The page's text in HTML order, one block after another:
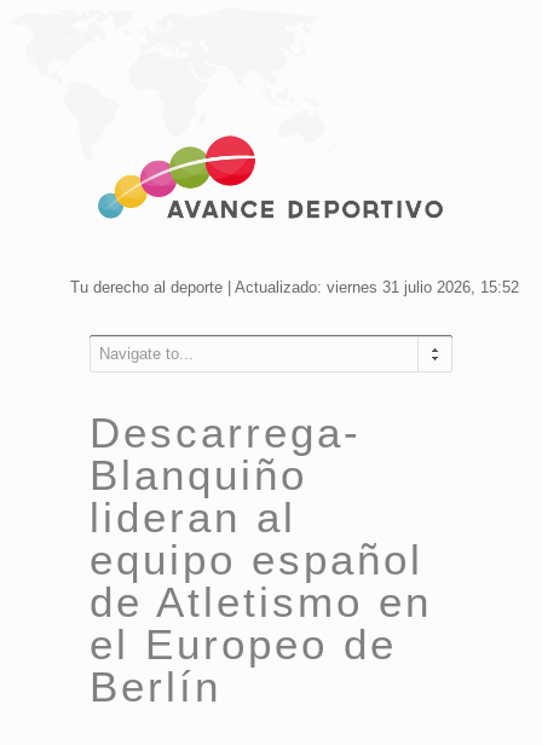
Tu derecho al deporte | Actualizado: viernes 31 julio 2026, 15:52
Navigate to...
Descarrega-
Blanquiño
lideran al
equipo español
de Atletismo en
el Europeo de
Berlín